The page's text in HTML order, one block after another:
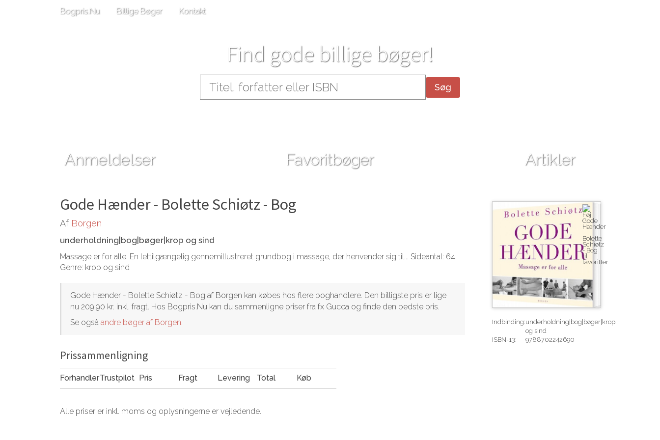
Bogpris.Nu Billige Bøger Kontakt
Find gode billige bøger!
Søg
Anmeldelser Favoritbøger Artikler
Indbinding:underholdning|bog|bøger|krop
og sind
ISBN-13:
9788702242690
Gode Hænder - Bolette Schiøtz - Bog
Af Borgen
underholdning|bog|bøger|krop og sind
Massage er for alle. En lettilgængelig gennemillustreret grundbog i massage, der henvender sig til... Sideantal: 64.
Genre: krop og sind
Gode Hænder - Bolette Schiøtz - Bog af Borgen kan købes hos flere boghandlere. Den billigste pris er lige
nu 209,90 kr. inkl. fragt. Hos Bogpris.Nu kan du sammenligne priser fra fx Gucca og finde den bedste pris.
Se også andre bøger af Borgen.
Prissammenligning
ForhandlerTrustpilot Pris Fragt Levering Total Køb
Alle priser er inkl. moms og oplysningerne er vejledende.